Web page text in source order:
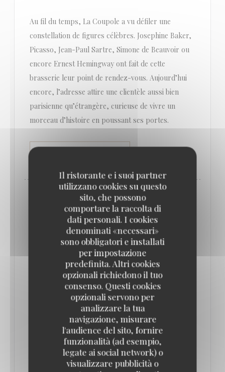
Il ristorante e i suoi partner
utilizzano cookies su questo
sito, che possono
comportare la raccolta di
dati personali. I cookies
denominati «necessari»
sono obbligatori e installati
per impostazione
predefinita. Altri cookies
opzionali richiedono il tuo
consenso. Questi cookies
opzionali servono per
analizzare la tua
navigazione, misurare
l'audience del sito, fornire
funzionalità (ad esempio,
legate ai social network) o
visualizzare pubblicità o
Au fil du temps, La Coupole a vu défiler une
constellation de figures célèbres. Josephine Baker,
Picasso, Jean-Paul Sartre, Simone de Beauvoir ou
encore Ernest Hemingway ont fait de cette
brasserie leur point de rendez-vous. Aujourd’hui
encore, l’adresse attire une clientèle aussi bien
parisienne qu’étrangère, curieuse de vivre un
morceau d’histoire en poussant ses portes.
((APRE UNA NUOVA FINESTRA))
QUE FAIRE À PARIS CETTE SEMAINE ? (16-
22 JUIN) // LE BONBON
17/06/2025
On se fait une bonne brasserie pour soutenir la